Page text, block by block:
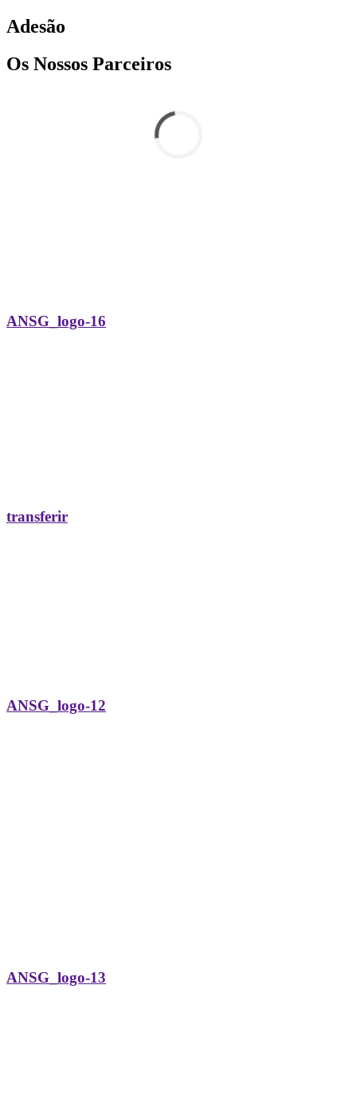
Adesão
Os Nossos Parceiros
ANSG_logo-16
transferir
ANSG_logo-12
ANSG_logo-13